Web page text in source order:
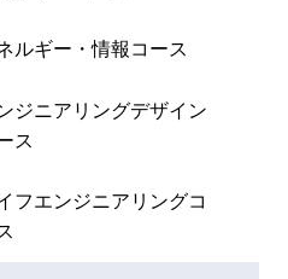
ネルギーコース
ルギー・情報コース
惑星科学コース
ルギー・情報コース
ジニアリングデザイン
ス
フエンジニアリングコ